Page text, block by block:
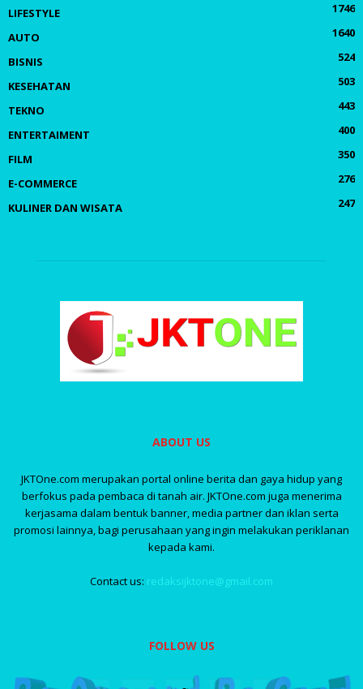
LIFESTYLE
1746
AUTO
1640
BISNIS
524
KESEHATAN
503
TEKNO
443
ENTERTAIMENT
400
FILM
350
E-COMMERCE
276
KULINER DAN WISATA
247
ABOUT US
JKTOne.com merupakan portal online berita dan gaya hidup yang
berfokus pada pembaca di tanah air. JKTOne.com juga menerima
kerjasama dalam bentuk banner, media partner dan iklan serta
promosi lainnya, bagi perusahaan yang ingin melakukan periklanan
kepada kami.
Contact us: redaksijktone@gmail.com
FOLLOW US